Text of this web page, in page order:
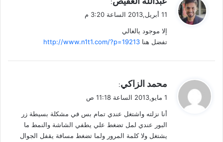
ق
ل
:
11 أبريل,2013 الساعة 3:20 م
إلا موجود يالغالي
تفضل هنا http://www.n1t1.com/?p=19213
ق
ل
محمد الزاكي:
1 مايو,2013 الساعة 11:18 ص
أنا نزلته واشتغل عندي تمام بس في مشكلة بسيطة زر
البور عندي لمل تضغط علي يطفي الشاشة والنمط ما
يشتغل ولا كلمة المرور ولما تضغط مسافة يقفل الجوال